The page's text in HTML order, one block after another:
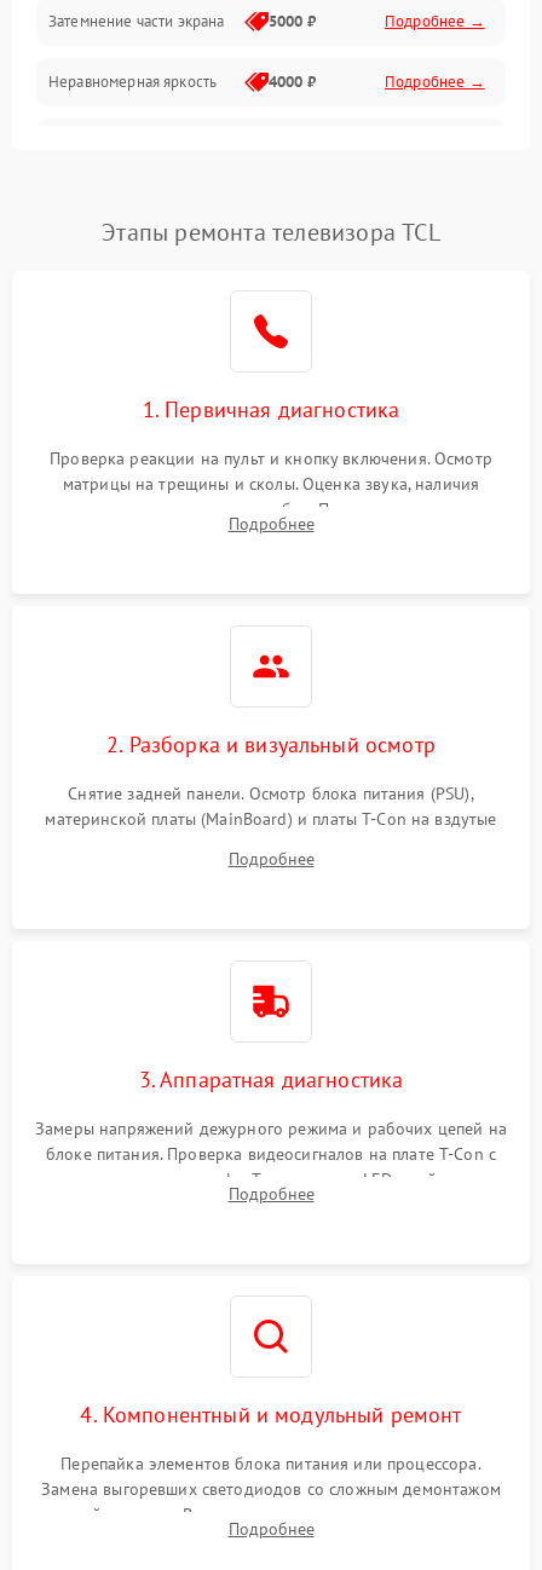
Механические повреждения
Программное обеспечение
Сеть и подключения
Затемнение части экрана 5000 ₽ Подробнее →
Неравномерная яркость 4000 ₽ Подробнее →
Этапы ремонта телевизора TCL
1. Первичная диагностика
Проверка реакции на пульт и кнопку включения. Осмотр
матрицы на трещины и сколы. Оценка звука, наличия
подсветки и индикаторов ошибок. Подключение тестовых
источников сигнала для выявления симптомов поломки.
Подробнее
2. Разборка и визуальный осмотр
Снятие задней панели. Осмотр блока питания (PSU),
материнской платы (MainBoard) и платы T-Con на вздутые
Проверка надежности фиксации и целостности шлейфов.
Подробнее
3. Аппаратная диагностика
Замеры напряжений дежурного режима и рабочих цепей на
блоке питания. Проверка видеосигналов на плате T-Con с
помощью осциллографа. Тестирование LED-драйвера и
светодиодных планок подсветки мультиметром.
Подробнее
4. Компонентный и модульный ремонт
Перепайка элементов блока питания или процессора.
Замена выгоревших светодиодов со сложным демонтажом
хрупкой матрицы. Восстановление поврежденных дорожек,
прошивка микросхем памяти EEPROM
Подробнее